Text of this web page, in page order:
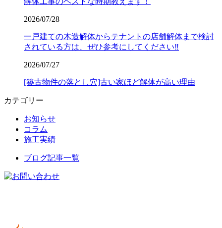
2026/07/28
一戸建ての木造解体からテナントの店舗解体まで検討
されている方は、ぜひ参考にしてください‼️
2026/07/27
[築古物件の落とし穴]古い家ほど解体が高い理由
カテゴリー
お知らせ
コラム
施工実績
ブログ記事一覧